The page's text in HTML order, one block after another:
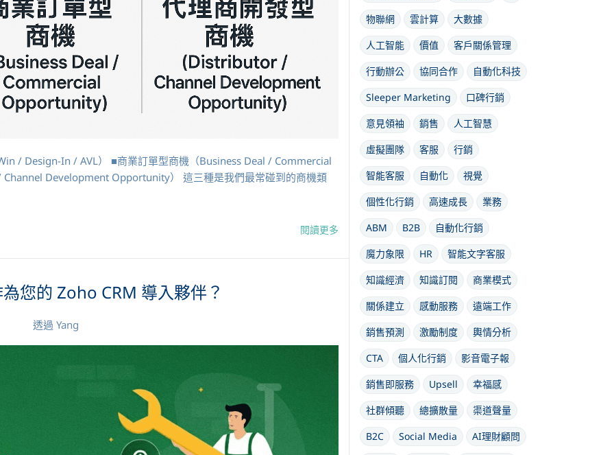
/ Design-In / AVL） ■商業訂單型商機（Business Deal / Commercial
Development Opportunity） 這三種是我們最常碰到的商機類
閱讀更多
您的 Zoho CRM 導入夥伴？
透過 Yang
物聯網
雲計算
大數據
人工智能
價值
客戶關係管理
行動辦公
協同合作
自動化科技
Sleeper Marketing
口碑行銷
意見領袖
銷售
人工智慧
虛擬團隊
客服
行銷
智能客服
自動化
視覺
個性化行銷
高速成長
業務
ABM
B2B
自動化行銷
魔力象限
HR
智能文字客服
知識經濟
知識訂閱
商業模式
關係建立
感動服務
遠端工作
銷售預測
激勵制度
輿情分析
CTA
個人化行銷
影音電子報
銷售即服務
Upsell
幸福感
社群傾聽
總擴散量
渠道聲量
B2C
Social Media
AI理財顧問